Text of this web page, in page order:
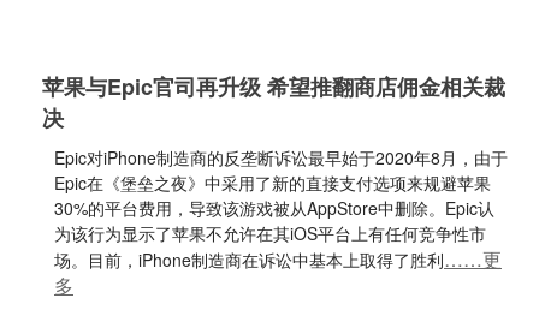
苹果与Epic官司再升级 希望推翻商店佣金相关裁
决
Epic对iPhone制造商的反垄断诉讼最早始于2020年8月，由于
Epic在《堡垒之夜》中采用了新的直接支付选项来规避苹果
30%的平台费用，导致该游戏被从AppStore中删除。Epic认
为该行为显示了苹果不允许在其iOS平台上有任何竞争性市
场。目前，iPhone制造商在诉讼中基本上取得了胜利……更
多